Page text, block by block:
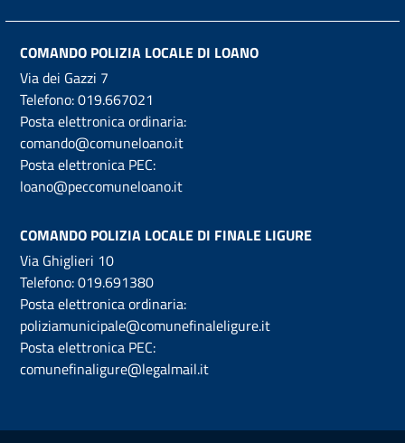
COMANDO POLIZIA LOCALE DI LOANO
Via dei Gazzi 7
Telefono:019.667021
Posta elettronica ordinaria:
comando@comuneloano.it
Posta elettronica PEC:
loano@peccomuneloano.it
COMANDO POLIZIA LOCALE DI FINALE LIGURE
Via Ghiglieri 10
Telefono:019.691380
Posta elettronica ordinaria:
poliziamunicipale@comunefinaleligure.it
Posta elettronica PEC:
comunefinaligure@legalmail.it